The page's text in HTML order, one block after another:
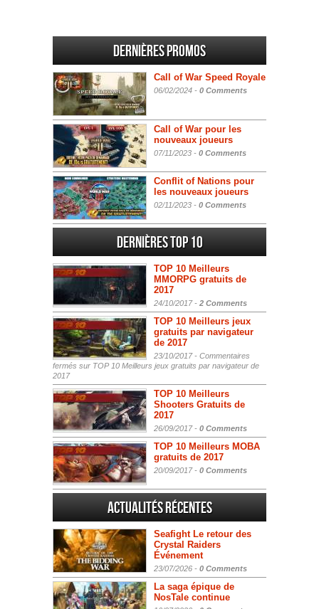
Dernières promos
Call of War Speed Royale
06/02/2024 - 0 Comments
Call of War pour les
nouveaux joueurs
07/11/2023 - 0 Comments
Conflit of Nations pour
les nouveaux joueurs
02/11/2023 - 0 Comments
Dernières Top 10
TOP 10 Meilleurs
MMORPG gratuits de
2017
24/10/2017 - 2 Comments
TOP 10 Meilleurs jeux
gratuits par navigateur
de 2017
23/10/2017 - Commentaires
fermés sur TOP 10 Meilleurs jeux gratuits par navigateur de
2017
TOP 10 Meilleurs
Shooters Gratuits de
2017
26/09/2017 - 0 Comments
TOP 10 Meilleurs MOBA
gratuits de 2017
20/09/2017 - 0 Comments
Actualités Récentes
Seafight Le retour des
Crystal Raiders
Événement
23/07/2026 - 0 Comments
La saga épique de
NosTale continue